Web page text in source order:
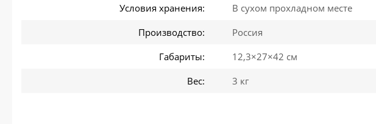
Условия хранения:
В сухом прохладном месте
Производство:
Россия
Габариты:
12,3×27×42 см
Вес:
3 кг